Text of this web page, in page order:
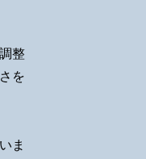
整
を
ま